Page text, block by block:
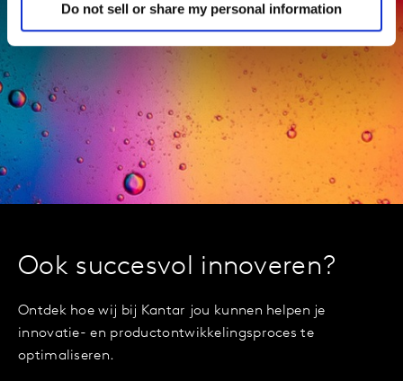
Do not sell or share my personal information
Ook succesvol innoveren?
Ontdek hoe wij bij Kantar jou kunnen helpen je
innovatie- en productontwikkelingsproces te
optimaliseren.